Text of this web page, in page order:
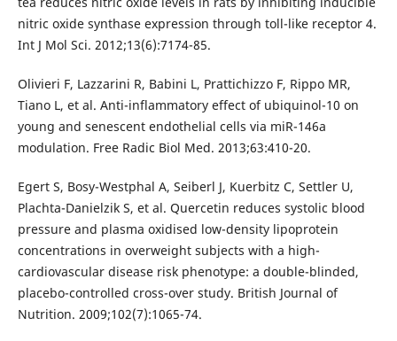
nitric oxide synthase expression through toll-like receptor 4.
Int J Mol Sci. 2012;13(6):7174-85.
Olivieri F, Lazzarini R, Babini L, Prattichizzo F, Rippo MR,
Tiano L, et al. Anti-inflammatory effect of ubiquinol-10 on
young and senescent endothelial cells via miR-146a
modulation. Free Radic Biol Med. 2013;63:410-20.
Egert S, Bosy-Westphal A, Seiberl J, Kuerbitz C, Settler U,
Plachta-Danielzik S, et al. Quercetin reduces systolic blood
pressure and plasma oxidised low-density lipoprotein
concentrations in overweight subjects with a high-
cardiovascular disease risk phenotype: a double-blinded,
placebo-controlled cross-over study. British Journal of
Nutrition. 2009;102(7):1065-74.